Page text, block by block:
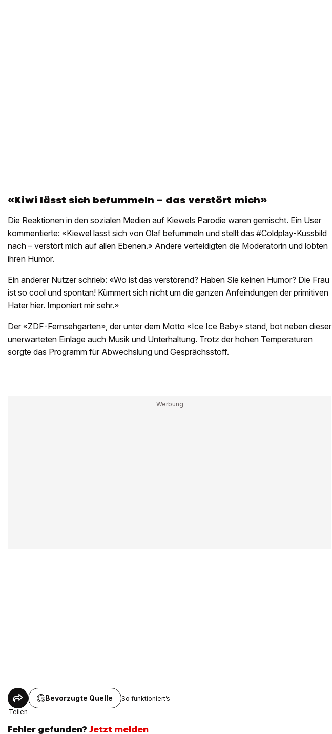
«Kiwi lässt sich befummeln – das verstört mich»
Die Reaktionen in den sozialen Medien auf Kiewels Parodie waren gemischt. Ein User
kommentierte: «Kiewel lässt sich von Olaf befummeln und stellt das #Coldplay-Kussbild
nach – verstört mich auf allen Ebenen.» Andere verteidigten die Moderatorin und lobten
ihren Humor.
Ein anderer Nutzer schrieb: «Wo ist das verstörend? Haben Sie keinen Humor? Die Frau
ist so cool und spontan! Kümmert sich nicht um die ganzen Anfeindungen der primitiven
Hater hier. Imponiert mir sehr.»
Der «ZDF-Fernsehgarten», der unter dem Motto «Ice Ice Baby» stand, bot neben dieser
unerwarteten Einlage auch Musik und Unterhaltung. Trotz der hohen Temperaturen
sorgte das Programm für Abwechslung und Gesprächsstoff.
Teilen
Bevorzugte Quelle So funktioniert’s
Fehler gefunden? Jetzt melden